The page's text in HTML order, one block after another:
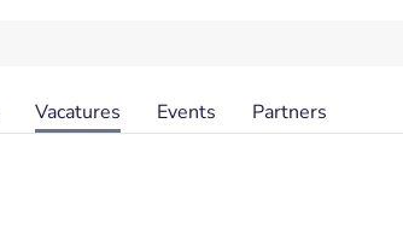
Vacatures Events Partners